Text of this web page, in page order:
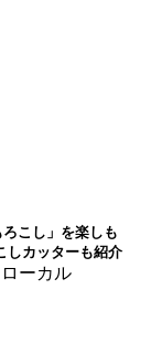
こし」を楽しも
しカッターも紹介
ーカル